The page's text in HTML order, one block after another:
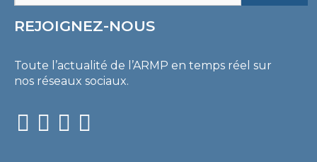
REJOIGNEZ-NOUS
Toute l’actualité de l’ARMP en temps réel sur
nos réseaux sociaux.